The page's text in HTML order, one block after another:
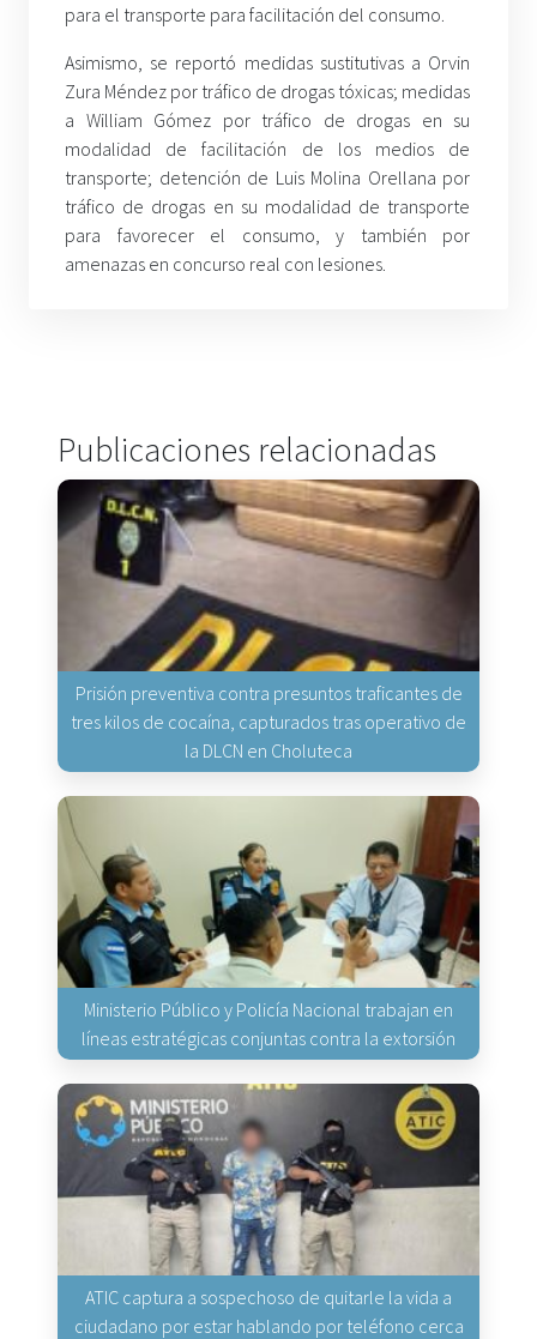
para el transporte para facilitación del consumo.
Asimismo, se reportó medidas sustitutivas a Orvin
Zura Méndez por tráfico de drogas tóxicas; medidas
a William Gómez por tráfico de drogas en su
modalidad de facilitación de los medios de
transporte; detención de Luis Molina Orellana por
tráfico de drogas en su modalidad de transporte
para favorecer el consumo, y también por
amenazas en concurso real con lesiones.
Publicaciones relacionadas
Prisión preventiva contra presuntos traficantes de
tres kilos de cocaína, capturados tras operativo de
la DLCN en Choluteca
Ministerio Público y Policía Nacional trabajan en
líneas estratégicas conjuntas contra la extorsión
ATIC captura a sospechoso de quitarle la vida a
ciudadano por estar hablando por teléfono cerca